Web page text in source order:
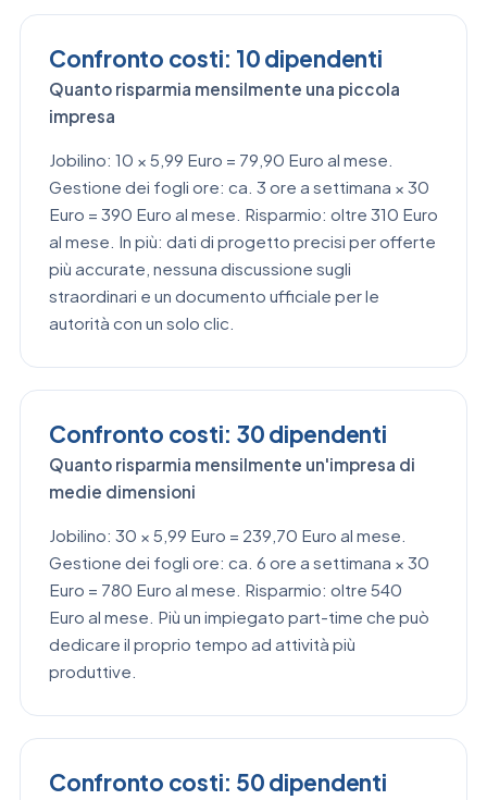
Confronto costi: 10 dipendenti
Quanto risparmia mensilmente una piccola
impresa
Jobilino: 10 × 5,99 Euro = 79,90 Euro al mese.
Gestione dei fogli ore: ca. 3 ore a settimana × 30
Euro = 390 Euro al mese. Risparmio: oltre 310 Euro
al mese. In più: dati di progetto precisi per offerte
più accurate, nessuna discussione sugli
straordinari e un documento ufficiale per le
autorità con un solo clic.
Confronto costi: 30 dipendenti
Quanto risparmia mensilmente un'impresa di
medie dimensioni
Jobilino: 30 × 5,99 Euro = 239,70 Euro al mese.
Gestione dei fogli ore: ca. 6 ore a settimana × 30
Euro = 780 Euro al mese. Risparmio: oltre 540
Euro al mese. Più un impiegato part-time che può
dedicare il proprio tempo ad attività più
produttive.
Confronto costi: 50 dipendenti